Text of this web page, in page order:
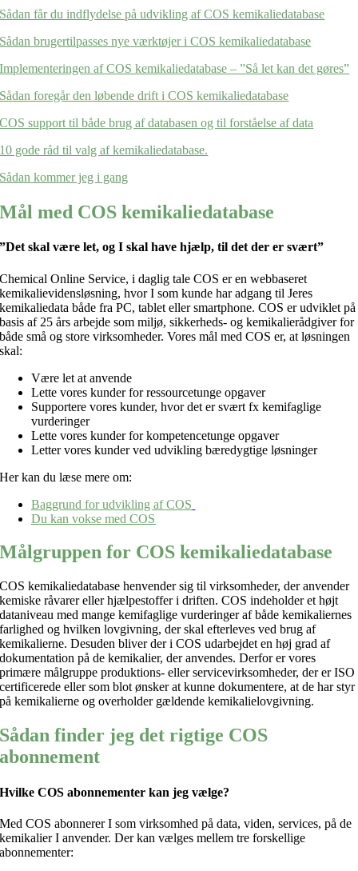
Sådan får du indflydelse på udvikling af COS kemikaliedatabase
Sådan brugertilpasses nye værktøjer i COS kemikaliedatabase
Implementeringen af COS kemikaliedatabase – ”Så let kan det gøres”
Sådan foregår den løbende drift i COS kemikaliedatabase
COS support til både brug af databasen og til forståelse af data
10 gode råd til valg af kemikaliedatabase.
Sådan kommer jeg i gang
Mål med COS kemikaliedatabase
”Det skal være let, og I skal have hjælp, til det der er svært”
Chemical Online Service, i daglig tale COS er en webbaseret
kemikalievidensløsning, hvor I som kunde har adgang til Jeres
kemikaliedata både fra PC, tablet eller smartphone. COS er udviklet på
basis af 25 års arbejde som miljø, sikkerheds- og kemikalierådgiver for
både små og store virksomheder. Vores mål med COS er, at løsningen
skal:
Være let at anvende
Lette vores kunder for ressourcetunge opgaver
Supportere vores kunder, hvor det er svært fx kemifaglige
vurderinger
Lette vores kunder for kompetencetunge opgaver
Letter vores kunder ved udvikling bæredygtige løsninger
Her kan du læse mere om:
Baggrund for udvikling af COS
Du kan vokse med COS
Målgruppen for COS kemikaliedatabase
COS kemikaliedatabase henvender sig til virksomheder, der anvender
kemiske råvarer eller hjælpestoffer i driften. COS indeholder et højt
dataniveau med mange kemifaglige vurderinger af både kemikaliernes
farlighed og hvilken lovgivning, der skal efterleves ved brug af
kemikalierne. Desuden bliver der i COS udarbejdet en høj grad af
dokumentation på de kemikalier, der anvendes. Derfor er vores
primære målgruppe produktions- eller servicevirksomheder, der er ISO
certificerede eller som blot ønsker at kunne dokumentere, at de har styr
på kemikalierne og overholder gældende kemikalielovgivning.
Sådan finder jeg det rigtige COS
abonnement
Hvilke COS abonnementer kan jeg vælge?
Med COS abonnerer I som virksomhed på data, viden, services, på de
kemikalier I anvender. Der kan vælges mellem tre forskellige
abonnementer: